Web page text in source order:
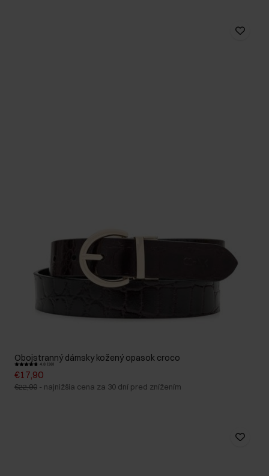
Obojstranný dámsky kožený opasok croco
4.8 (38)
€17,90
€22,90 - najnižšia cena za 30 dní pred znížením